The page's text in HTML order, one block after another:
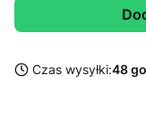
Czas wysyłki:48